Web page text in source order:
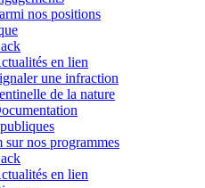
nos positions
en lien
une infraction
de la nature
sur nos programmes
en lien